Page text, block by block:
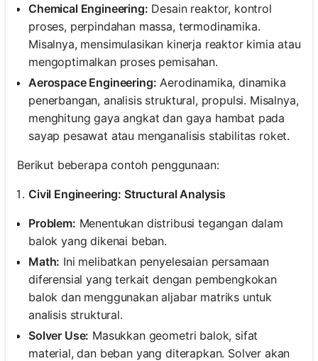
Chemical Engineering: Desain reaktor, kontrol
proses, perpindahan massa, termodinamika.
Misalnya, mensimulasikan kinerja reaktor kimia atau
mengoptimalkan proses pemisahan.
Aerospace Engineering: Aerodinamika, dinamika
penerbangan, analisis struktural, propulsi. Misalnya,
menghitung gaya angkat dan gaya hambat pada
sayap pesawat atau menganalisis stabilitas roket.
Berikut beberapa contoh penggunaan:
Civil Engineering: Structural Analysis
Problem: Menentukan distribusi tegangan dalam
balok yang dikenai beban.
Math: Ini melibatkan penyelesaian persamaan
diferensial yang terkait dengan pembengkokan
balok dan menggunakan aljabar matriks untuk
analisis struktural.
Solver Use: Masukkan geometri balok, sifat
material, dan beban yang diterapkan. Solver akan